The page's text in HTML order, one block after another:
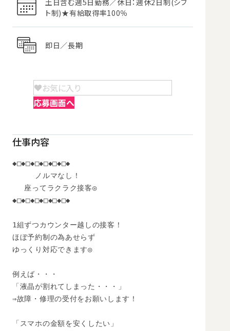
土日含む週5日勤務／休日：週休2日制(シフ
ト制)★有給取得率100％
即日／長期
お気に入り
応募画面へ
仕事内容
◆□◆□◆□◆□◆□◆□◆
ノルマなし！
座ってラクラク接客◎
◆□◆□◆□◆□◆□◆□◆
1組ずつカウンター越しの接客！
ほぼ予約制の為あせらず
ゆっくり対応できます◎
例えば・・・
「液晶が割れてしまった・・・」
⇒故障・修理の受付をお願いします！
「スマホの金額を安くしたい」